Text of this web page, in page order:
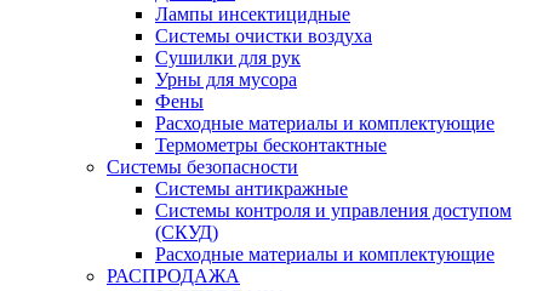
Лампы инсектицидные
Системы очистки воздуха
Сушилки для рук
Урны для мусора
Фены
Расходные материалы и комплектующие
Термометры бесконтактные
Системы безопасности
Системы антикражные
Системы контроля и управления доступом
(СКУД)
Расходные материалы и комплектующие
РАСПРОДАЖА